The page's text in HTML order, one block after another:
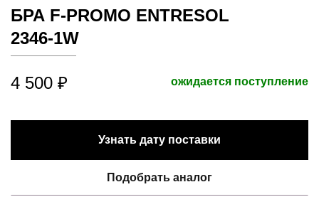
БРА F-PROMO ENTRESOL
2346-1W
4 500 ₽ ожидается поступление
Узнать дату поставки
Подобрать аналог